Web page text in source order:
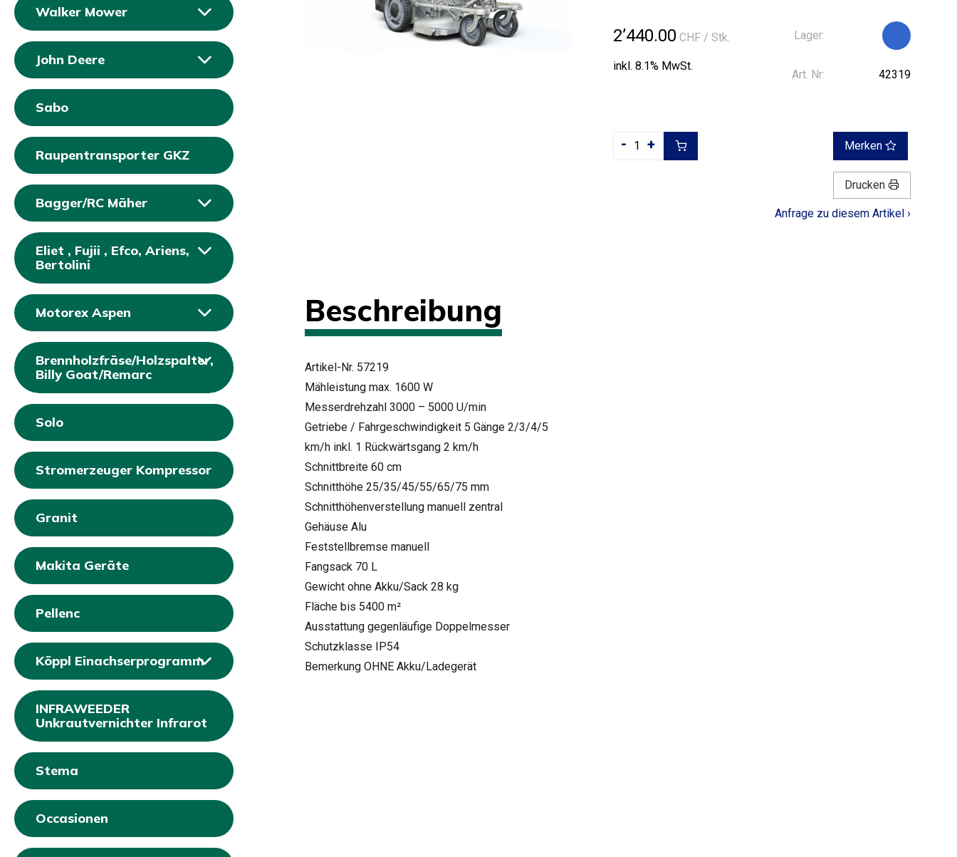
Walker Mower
John Deere
Sabo
Raupentransporter GKZ
Bagger/RC Mäher
Eliet , Fujii , Efco, Ariens,
Bertolini
Motorex Aspen
Brennholzfräse/Holzspalter,
Billy Goat/Remarc
Solo
Stromerzeuger Kompressor
Granit
Makita Geräte
Pellenc
Köppl Einachserprogramm
INFRAWEEDER
Unkrautvernichter Infrarot
Stema
Occasionen
2’440.00 CHF / Stk.
inkl. 8.1% MwSt.
Lager:
Art. Nr: 42319
- + Merken
Drucken
Anfrage zu diesem Artikel ›
Beschreibung
Artikel-Nr. 57219
Mähleistung max. 1600 W
Messerdrehzahl 3000 – 5000 U/min
Getriebe / Fahrgeschwindigkeit 5 Gänge 2/3/4/5
km/h inkl. 1 Rückwärtsgang 2 km/h
Schnittbreite 60 cm
Schnitthöhe 25/35/45/55/65/75 mm
Schnitthöhenverstellung manuell zentral
Gehäuse Alu
Feststellbremse manuell
Fangsack 70 L
Gewicht ohne Akku/Sack 28 kg
Fläche bis 5400 m²
Ausstattung gegenläufige Doppelmesser
Schutzklasse IP54
Bemerkung OHNE Akku/Ladegerät